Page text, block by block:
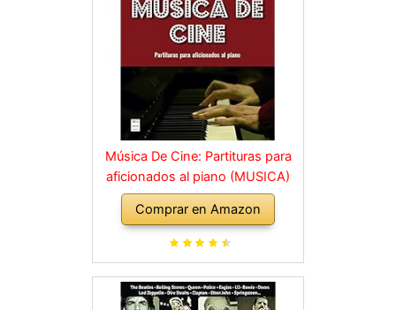
Música De Cine: Partituras para
aficionados al piano (MUSICA)
Comprar en Amazon